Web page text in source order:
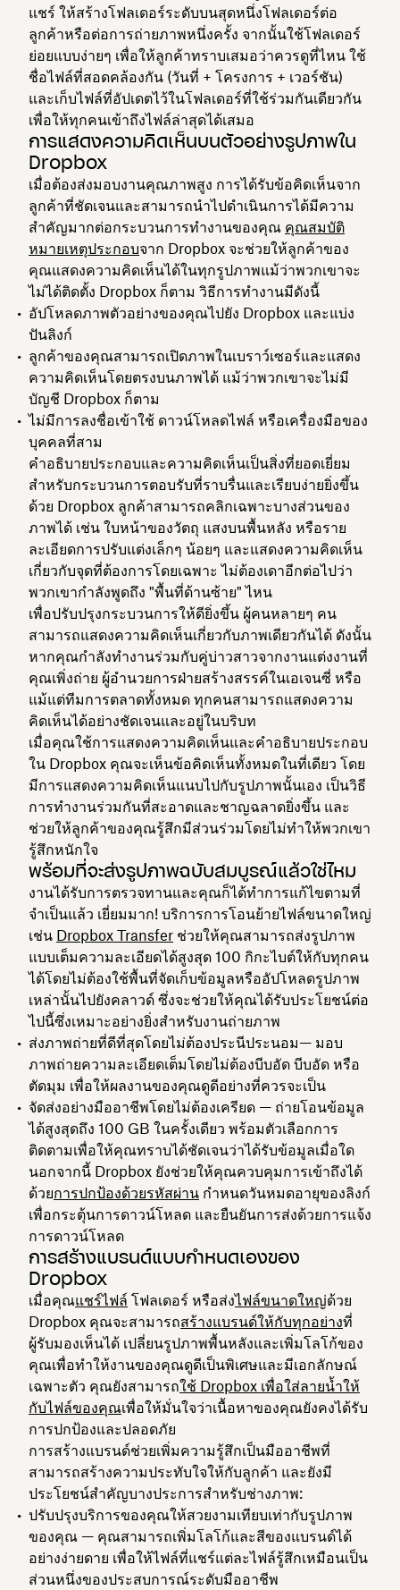
แชร์ ให้สร้างโฟลเดอร์ระดับบนสุดหนึ่งโฟลเดอร์ต่อ
ลูกค้าหรือต่อการถ่ายภาพหนึ่งครั้ง จากนั้นใช้โฟลเดอร์
ย่อยแบบง่ายๆ เพื่อให้ลูกค้าทราบเสมอว่าควรดูที่ไหน ใช้
ชื่อไฟล์ที่สอดคล้องกัน (วันที่ + โครงการ + เวอร์ชัน)
และเก็บไฟล์ที่อัปเดตไว้ในโฟลเดอร์ที่ใช้ร่วมกันเดียวกัน
เพื่อให้ทุกคนเข้าถึงไฟล์ล่าสุดได้เสมอ
การแสดงความคิดเห็นบนตัวอย่างรูปภาพใน
Dropbox
เมื่อต้องส่งมอบงานคุณภาพสูง การได้รับข้อคิดเห็นจาก
ลูกค้าที่ชัดเจนและสามารถนำไปดำเนินการได้มีความ
สำคัญมากต่อกระบวนการทำงานของคุณ คุณสมบัติ
หมายเหตุประกอบจาก Dropbox จะช่วยให้ลูกค้าของ
คุณแสดงความคิดเห็นได้ในทุกรูปภาพแม้ว่าพวกเขาจะ
ไม่ได้ติดตั้ง Dropbox ก็ตาม วิธีการทำงานมีดังนี้
อัปโหลดภาพตัวอย่างของคุณไปยัง Dropbox และแบ่ง
ปันลิงก์
ลูกค้าของคุณสามารถเปิดภาพในเบราว์เซอร์และแสดง
ความคิดเห็นโดยตรงบนภาพได้ แม้ว่าพวกเขาจะไม่มี
บัญชี Dropbox ก็ตาม
ไม่มีการลงชื่อเข้าใช้ ดาวน์โหลดไฟล์ หรือเครื่องมือของ
บุคคลที่สาม
คำอธิบายประกอบและความคิดเห็นเป็นสิ่งที่ยอดเยี่ยม
สำหรับกระบวนการตอบรับที่ราบรื่นและเรียบง่ายยิ่งขึ้น
ด้วย Dropbox ลูกค้าสามารถคลิกเฉพาะบางส่วนของ
ภาพได้ เช่น ใบหน้าของวัตถุ แสงบนพื้นหลัง หรือราย
ละเอียดการปรับแต่งเล็กๆ น้อยๆ และแสดงความคิดเห็น
เกี่ยวกับจุดที่ต้องการโดยเฉพาะ ไม่ต้องเดาอีกต่อไปว่า
พวกเขากำลังพูดถึง "พื้นที่ด้านซ้าย" ไหน
เพื่อปรับปรุงกระบวนการให้ดียิ่งขึ้น ผู้คนหลายๆ คน
สามารถแสดงความคิดเห็นเกี่ยวกับภาพเดียวกันได้ ดังนั้น
หากคุณกำลังทำงานร่วมกับคู่บ่าวสาวจากงานแต่งงานที่
คุณเพิ่งถ่าย ผู้อำนวยการฝ่ายสร้างสรรค์ในเอเจนซี่ หรือ
แม้แต่ทีมการตลาดทั้งหมด ทุกคนสามารถแสดงความ
คิดเห็นได้อย่างชัดเจนและอยู่ในบริบท
เมื่อคุณใช้การแสดงความคิดเห็นและคำอธิบายประกอบ
ใน Dropbox คุณจะเห็นข้อคิดเห็นทั้งหมดในที่เดียว โดย
มีการแสดงความคิดเห็นแนบไปกับรูปภาพนั้นเอง เป็นวิธี
การทำงานร่วมกันที่สะอาดและชาญฉลาดยิ่งขึ้น และ
ช่วยให้ลูกค้าของคุณรู้สึกมีส่วนร่วมโดยไม่ทำให้พวกเขา
รู้สึกหนักใจ
พร้อมที่จะส่งรูปภาพฉบับสมบูรณ์แล้วใช่ไหม
งานได้รับการตรวจทานและคุณก็ได้ทำการแก้ไขตามที่
จำเป็นแล้ว เยี่ยมมาก! บริการการโอนย้ายไฟล์ขนาดใหญ่
เช่น Dropbox Transfer ช่วยให้คุณสามารถส่งรูปภาพ
แบบเต็มความละเอียดได้สูงสุด 100 กิกะไบต์ให้กับทุกคน
ได้โดยไม่ต้องใช้พื้นที่จัดเก็บข้อมูลหรืออัปโหลดรูปภาพ
เหล่านั้นไปยังคลาวด์ ซึ่งจะช่วยให้คุณได้รับประโยชน์ต่อ
ไปนี้ซึ่งเหมาะอย่างยิ่งสำหรับงานถ่ายภาพ
ส่งภาพถ่ายที่ดีที่สุดโดยไม่ต้องประนีประนอม— มอบ
ภาพถ่ายความละเอียดเต็มโดยไม่ต้องบีบอัด บีบอัด หรือ
ตัดมุม เพื่อให้ผลงานของคุณดูดีอย่างที่ควรจะเป็น
จัดส่งอย่างมืออาชีพโดยไม่ต้องเครียด — ถ่ายโอนข้อมูล
ได้สูงสุดถึง 100 GB ในครั้งเดียว พร้อมตัวเลือกการ
ติดตามเพื่อให้คุณทราบได้ชัดเจนว่าได้รับข้อมูลเมื่อใด
นอกจากนี้ Dropbox ยังช่วยให้คุณควบคุมการเข้าถึงได้
ด้วยการปกป้องด้วยรหัสผ่าน กำหนดวันหมดอายุของลิงก์
เพื่อกระตุ้นการดาวน์โหลด และยืนยันการส่งด้วยการแจ้ง
การดาวน์โหลด
การสร้างแบรนด์แบบกำหนดเองของ
Dropbox
เมื่อคุณแชร์ไฟล์ โฟลเดอร์ หรือส่งไฟล์ขนาดใหญ่ด้วย
Dropbox คุณจะสามารถสร้างแบรนด์ให้กับทุกอย่างที่
ผู้รับมองเห็นได้ เปลี่ยนรูปภาพพื้นหลังและเพิ่มโลโก้ของ
คุณเพื่อทำให้งานของคุณดูดีเป็นพิเศษและมีเอกลักษณ์
เฉพาะตัว คุณยังสามารถใช้ Dropbox เพื่อใส่ลายน้ำให้
กับไฟล์ของคุณเพื่อให้มั่นใจว่าเนื้อหาของคุณยังคงได้รับ
การปกป้องและปลอดภัย
การสร้างแบรนด์ช่วยเพิ่มความรู้สึกเป็นมืออาชีพที่
สามารถสร้างความประทับใจให้กับลูกค้า และยังมี
ประโยชน์สำคัญบางประการสำหรับช่างภาพ:
ปรับปรุงบริการของคุณให้สวยงามเทียบเท่ากับรูปภาพ
ของคุณ — คุณสามารถเพิ่มโลโก้และสีของแบรนด์ได้
อย่างง่ายดาย เพื่อให้ไฟล์ที่แชร์แต่ละไฟล์รู้สึกเหมือนเป็น
ส่วนหนึ่งของประสบการณ์ระดับมืออาชีพ